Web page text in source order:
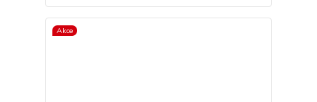
Akce